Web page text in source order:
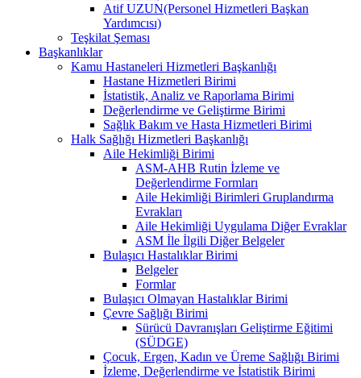
Atif UZUN(Personel Hizmetleri Başkan
Yardımcısı)
Teşkilat Şeması
Başkanlıklar
Kamu Hastaneleri Hizmetleri Başkanlığı
Hastane Hizmetleri Birimi
İstatistik, Analiz ve Raporlama Birimi
Değerlendirme ve Geliştirme Birimi
Sağlık Bakım ve Hasta Hizmetleri Birimi
Halk Sağlığı Hizmetleri Başkanlığı
Aile Hekimliği Birimi
ASM-AHB Rutin İzleme ve
Değerlendirme Formları
Aile Hekimliği Birimleri Gruplandırma
Evrakları
Aile Hekimliği Uygulama Diğer Evraklar
ASM İle İlgili Diğer Belgeler
Bulaşıcı Hastalıklar Birimi
Belgeler
Formlar
Bulaşıcı Olmayan Hastalıklar Birimi
Çevre Sağlığı Birimi
Sürücü Davranışları Geliştirme Eğitimi
(SÜDGE)
Çocuk, Ergen, Kadın ve Üreme Sağlığı Birimi
İzleme, Değerlendirme ve İstatistik Birimi